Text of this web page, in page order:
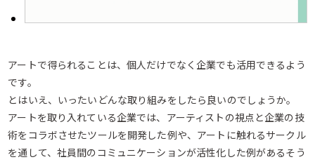
アートで得られることは、個人だけでなく企業でも活用できるよう
です。
とはいえ、いったいどんな取り組みをしたら良いのでしょうか。
アートを取り入れている企業では、アーティストの視点と企業の技
術をコラボさせたツールを開発した例や、アートに触れるサークル
を通して、社員間のコミュニケーションが活性化した例があるそう